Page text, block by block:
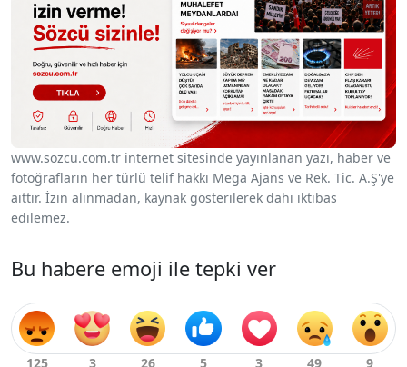
www.sozcu.com.tr internet sitesinde yayınlanan yazı, haber ve
fotoğrafların her türlü telif hakkı Mega Ajans ve Rek. Tic. A.Ş'ye
aittir. İzin alınmadan, kaynak gösterilerek dahi iktibas
edilemez.
Bu habere emoji ile tepki ver